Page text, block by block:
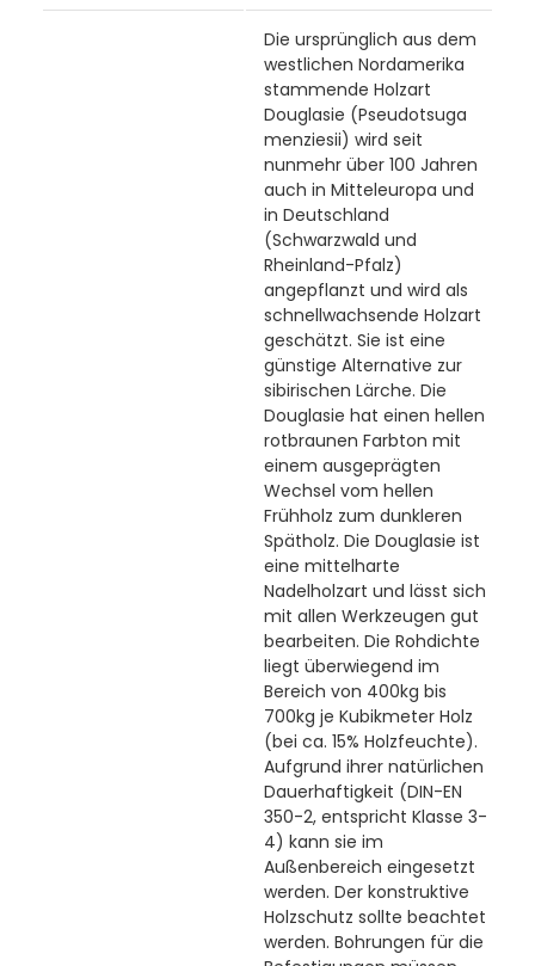
Die ursprünglich aus dem
westlichen Nordamerika
stammende Holzart
Douglasie (Pseudotsuga
menziesii) wird seit
nunmehr über 100 Jahren
auch in Mitteleuropa und
in Deutschland
(Schwarzwald und
Rheinland-Pfalz)
angepflanzt und wird als
schnellwachsende Holzart
geschätzt. Sie ist eine
günstige Alternative zur
sibirischen Lärche. Die
Douglasie hat einen hellen
rotbraunen Farbton mit
einem ausgeprägten
Wechsel vom hellen
Frühholz zum dunkleren
Spätholz. Die Douglasie ist
eine mittelharte
Nadelholzart und lässt sich
mit allen Werkzeugen gut
bearbeiten. Die Rohdichte
liegt überwiegend im
Bereich von 400kg bis
700kg je Kubikmeter Holz
(bei ca. 15% Holzfeuchte).
Aufgrund ihrer natürlichen
Dauerhaftigkeit (DIN-EN
350-2, entspricht Klasse 3-
4) kann sie im
Außenbereich eingesetzt
werden. Der konstruktive
Holzschutz sollte beachtet
werden. Bohrungen für die